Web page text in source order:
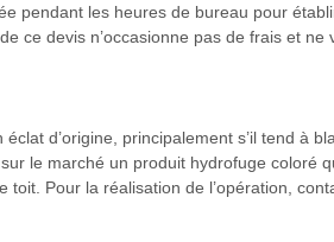
pendant les heures de bureau pour
ce devis n’occasionne pas de frais et ne
d’origine, principalement s’il tend à
le marché un produit hydrofuge coloré
Pour la réalisation de l’opération,